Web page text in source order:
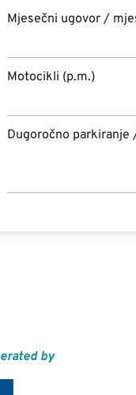
Mjesečni ugovor /
Motocikli (p.m.)
Dugoročno parkiranje
by